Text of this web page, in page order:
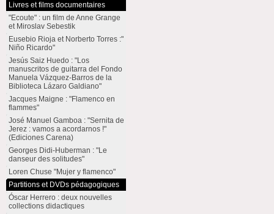
Livres et films documentaires
"Ecoute" : un film de Anne Grange
et Miroslav Sebestik
Eusebio Rioja et Norberto Torres :"
Niño Ricardo"
Jesús Saiz Huedo : "Los
manuscritos de guitarra del Fondo
Manuela Vázquez-Barros de la
Biblioteca Lázaro Galdiano"
Jacques Maigne : "Flamenco en
flammes"
José Manuel Gamboa : "Sernita de
Jerez : vamos a acordarnos !"
(Ediciones Carena)
Georges Didi-Huberman : "Le
danseur des solitudes"
Loren Chuse "Mujer y flamenco"
Partitions et DVDs pédagogiques
Óscar Herrero : deux nouvelles
collections didactiques